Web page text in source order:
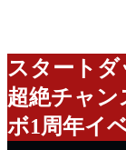
スタート
超絶チャン
ボ1周年イ